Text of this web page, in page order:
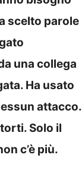
scelto parole
una collega
Ha usato
attacco.
Solo il
c’è più.